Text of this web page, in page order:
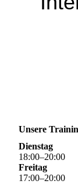
Unsere
Dienstag
18:00–20:00
Freitag
17:00–20:00